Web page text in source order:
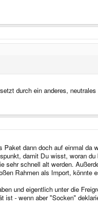
durch ein anderes, neutrales
dann doch auf einmal da
damit Du wisst, woran du
sehr schnell alt werden.
Rahmen als Import, könnte
und eigentlich unter die
- wenn aber "Socken"